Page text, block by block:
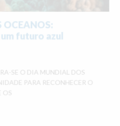
OCEANOS:
futuro azul
SE O DIA MUNDIAL DOS
PARA RECONHECER O